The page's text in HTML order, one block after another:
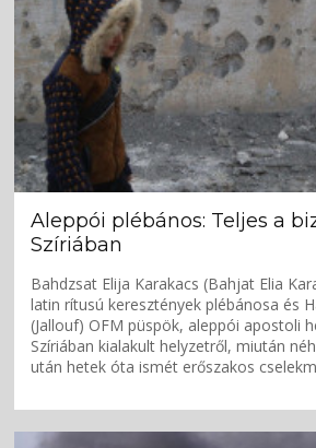
Aleppói plébános: Teljes a
Szíriában
Bahdzsat Elija Karakacs (Bahjat Elia
latin rítusú keresztények plébánosa és
(Jallouf) OFM püspök, aleppói apostoli
Szíriában kialakult helyzetről, miután
után hetek óta ismét erőszakos